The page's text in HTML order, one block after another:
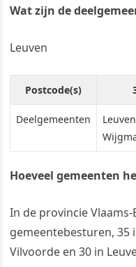
Wat zijn de
Leuven
Postcode(s)
Deelgemeenten
Hoeveel gemeenten
In de provincie
gemeentebesturen, 35
Vilvoorde en 30 in